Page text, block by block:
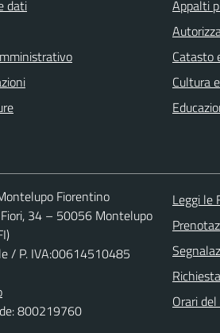
dati
Appalti
Catasto
Cultura
Fiorentino
34 – 50056 Montelupo
/ P. IVA:00614510485
800219760
Leggi le
Orari